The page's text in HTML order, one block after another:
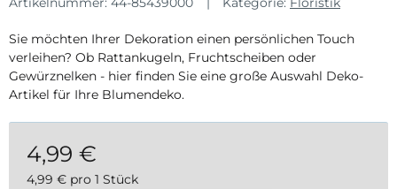
Sie möchten Ihrer Dekoration einen persönlichen Touch
verleihen? Ob Rattankugeln, Fruchtscheiben oder
Gewürznelken - hier finden Sie eine große Auswahl Deko-
Artikel für Ihre Blumendeko.
4,99 €
4,99 € pro 1 Stück